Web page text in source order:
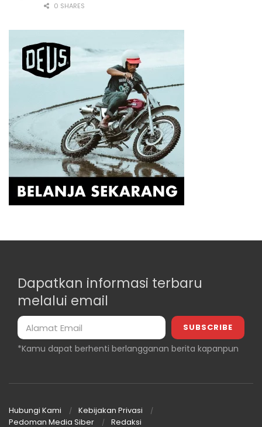
0 SHARES
Dapatkan informasi terbaru
melalui email
*Kamu dapat berhenti berlangganan berita kapanpun
Hubungi Kami
Kebijakan Privasi
Pedoman Media Siber
Redaksi